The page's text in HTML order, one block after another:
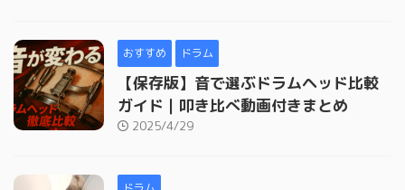
おすすめ ドラム
【保存版】音で選ぶドラムヘッド比較
ガイド｜叩き比べ動画付きまとめ
2025/4/29